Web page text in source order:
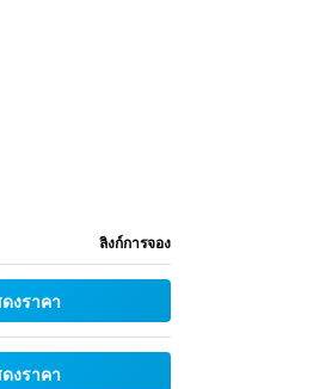
ลิงก์การจอง
งราคา
งราคา